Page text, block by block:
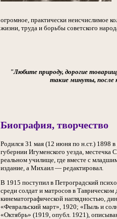
огромное, практически неисчислимое
жизни, труда и борьбы советского
"Любите природу, дорогие
такие минуты, после
Биография, творчество
Родился 31 мая (12 июня по н.ст.)
губернии Игуменского уезда,
реальном училище, где вместе с
издание, а Михаил — редактировал.
В 1915 поступил в Петроградский
среди солдат и матросов в
кинематографической наглядностью,
«Февральский март», 1920; «Пыль и
«Октябрь» (1919, опубл. 1921),